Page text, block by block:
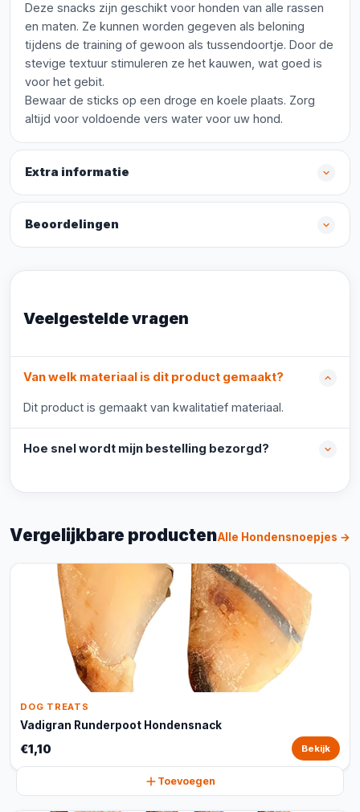
Deze snacks zijn geschikt voor honden van alle rassen
en maten. Ze kunnen worden gegeven als beloning
tijdens de training of gewoon als tussendoortje. Door de
stevige textuur stimuleren ze het kauwen, wat goed is
voor het gebit.
Bewaar de sticks op een droge en koele plaats. Zorg
altijd voor voldoende vers water voor uw hond.
Extra informatie
Beoordelingen
Veelgestelde vragen
Van welk materiaal is dit product gemaakt?
Dit product is gemaakt van kwalitatief materiaal.
Hoe snel wordt mijn bestelling bezorgd?
Vergelijkbare productenAlle Hondensnoepjes →
DOG TREATS
Vadigran Runderpoot Hondensnack
€1,10 Bekijk
Toevoegen